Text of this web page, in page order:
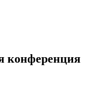
конференция